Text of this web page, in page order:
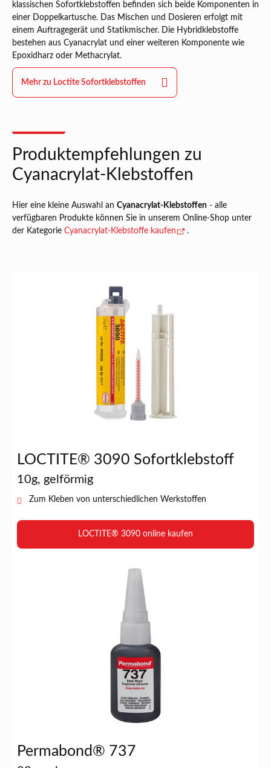
klassischen Sofortklebstoffen befinden sich beide Komponenten in
einer Doppelkartusche. Das Mischen und Dosieren erfolgt mit
einem Auftragegerät und Statikmischer. Die Hybridklebstoffe
bestehen aus Cyanacrylat und einer weiteren Komponente wie
Epoxidharz oder Methacrylat.
Mehr zu Loctite Sofortklebstoffen
Produktempfehlungen zu
Cyanacrylat-Klebstoffen
Hier eine kleine Auswahl an Cyanacrylat-Klebstoffen - alle
verfügbaren Produkte können Sie in unserem Online-Shop unter
der Kategorie Cyanacrylat-Klebstoffe kaufen .
LOCTITE® 3090 Sofortklebstoff
10g, gelförmig
Zum Kleben von unterschiedlichen Werkstoffen
LOCTITE® 3090 online kaufen
Permabond® 737